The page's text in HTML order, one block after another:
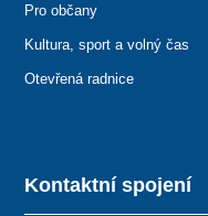
Kontaktní spojení
Pro občany
Kultura, sport a volný čas
Otevřená radnice